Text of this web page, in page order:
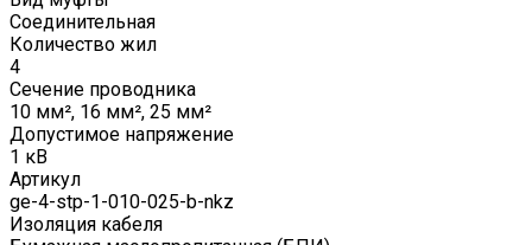
Соединительная
Количество жил
4
Сечение проводника
10 мм², 16 мм², 25 мм²
Допустимое напряжение
1 кВ
Артикул
ge-4-stp-1-010-025-b-nkz
Изоляция кабеля